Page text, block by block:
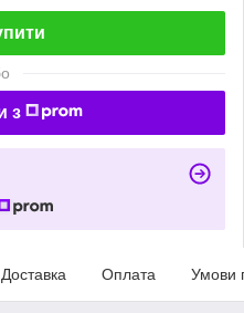
з
Доставка Оплата Умови